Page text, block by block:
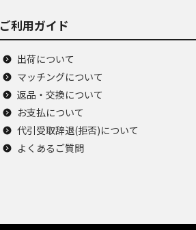
ご利用ガイド
出荷について
マッチングについて
返品・交換について
お支払について
代引受取辞退(拒否)について
よくあるご質問